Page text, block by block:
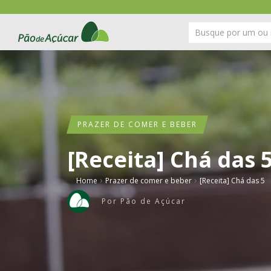
PRAZER DE COMER E BEBER
[Receita] Chá das
Home › Prazer de comer e beber › [Receita] Chá das 5
PorPão de Açúcar